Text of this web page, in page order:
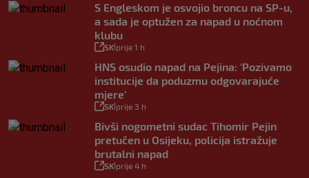
S Engleskom je osvojio broncu na SP-u,
a sada je optužen za napad u noćnom
klubu
SK prije 1 h
HNS osudio napad na Pejina: ‘Pozivamo
institucije da poduzmu odgovarajuće
mjere’
SK prije 3 h
Bivši nogometni sudac Tihomir Pejin
pretučen u Osijeku, policija istražuje
brutalni napad
SK prije 4 h